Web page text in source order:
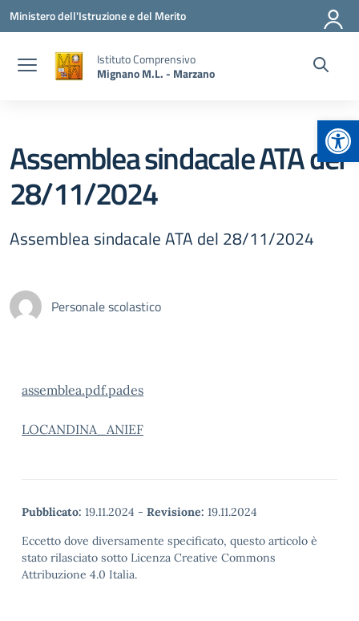
Vai ai contenuti
Vai al menu di navigazione
Vai al footer
Ministero dell'Istruzione e del Merito
Istituto Comprensivo
Mignano M.L. - Marzano
Assemblea sindacale ATA del
28/11/2024
Assemblea sindacale ATA del 28/11/2024
Personale scolastico
assemblea.pdf.pades
LOCANDINA_ANIEF
Pubblicato: 19.11.2024 - Revisione: 19.11.2024
Eccetto dove diversamente specificato, questo articolo è
stato rilasciato sotto Licenza Creative Commons
Attribuzione 4.0 Italia.